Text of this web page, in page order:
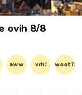
ovih 8/8
aww vrh! woot?!